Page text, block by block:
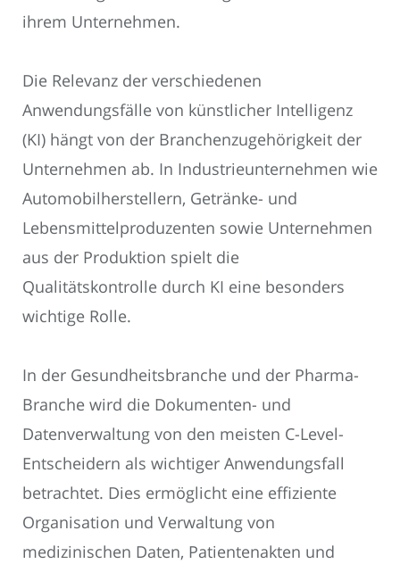
ihrem Unternehmen.
Die Relevanz der verschiedenen
Anwendungsfälle von künstlicher Intelligenz
(KI) hängt von der Branchenzugehörigkeit der
Unternehmen ab. In Industrieunternehmen wie
Automobilherstellern, Getränke- und
Lebensmittelproduzenten sowie Unternehmen
aus der Produktion spielt die
Qualitätskontrolle durch KI eine besonders
wichtige Rolle.
In der Gesundheitsbranche und der Pharma-
Branche wird die Dokumenten- und
Datenverwaltung von den meisten C-Level-
Entscheidern als wichtiger Anwendungsfall
betrachtet. Dies ermöglicht eine effiziente
Organisation und Verwaltung von
medizinischen Daten, Patientenakten und